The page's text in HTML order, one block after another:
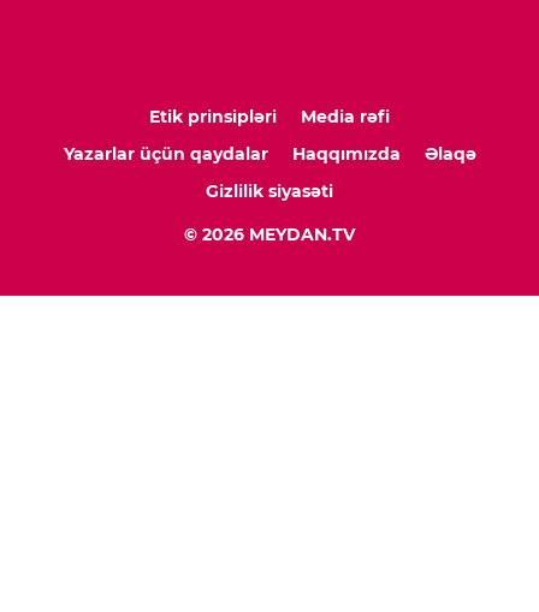
Etik prinsipləri
Media rəfi
Yazarlar üçün qaydalar
Haqqımızda
Əlaqə
Gizlilik siyasəti
© 2026 MEYDAN.TV